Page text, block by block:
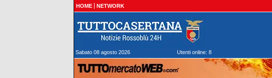
HOME NETWORK
Sabato 08 agosto 2026 Utenti online: 8